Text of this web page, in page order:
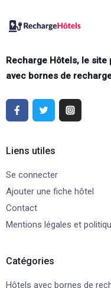
Recharge Hôtels, le
avec bornes de
Liens utiles
Se connecter
Ajouter une fiche hôtel
Contact
Mentions légales et
Catégories
Hôtels avec bornes de